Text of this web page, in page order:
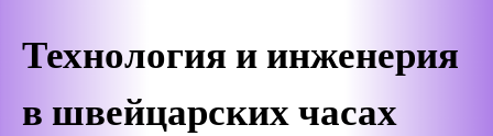
Технология и инженерия
в швейцарских часах